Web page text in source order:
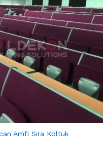
Amfi Sıra Koltuk